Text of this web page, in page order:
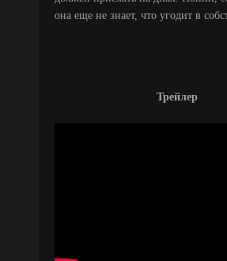
она еще не знает, что угодит в
Трейлер